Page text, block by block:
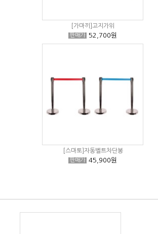
[가마끼]고지가위
판매가 52,700원
[스마토]자동벨트차단봉
판매가 45,900원